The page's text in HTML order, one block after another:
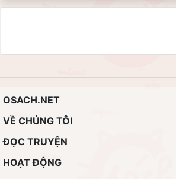
OSACH.NET
VỀ CHÚNG TÔI
ĐỌC TRUYỆN
HOẠT ĐỘNG